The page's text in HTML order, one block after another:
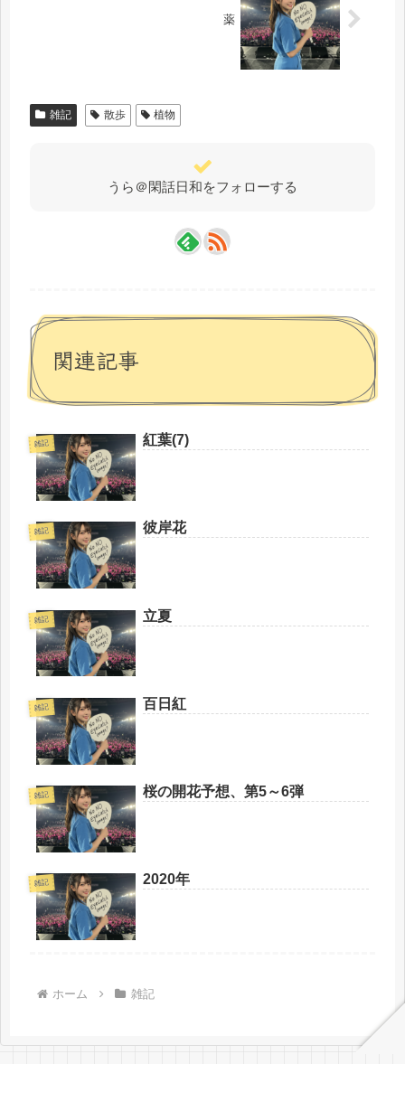
薬
雑記 散歩 植物
うら＠閑話日和をフォローする
関連記事
雑記 紅葉(7)
雑記 彼岸花
雑記 立夏
雑記 百日紅
雑記 桜の開花予想、第5～6弾
雑記 2020年
ホーム 雑記